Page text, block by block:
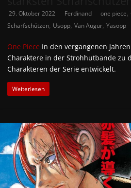
29. Oktober 2022 Ferdinand one piece,
Scharfschützen, Usopp, Van Augur, Yasopp
One Piece In den vergangenen
Charaktere in der Strohhutbande zu
Charakteren der Serie entwickelt.
Weiterlesen